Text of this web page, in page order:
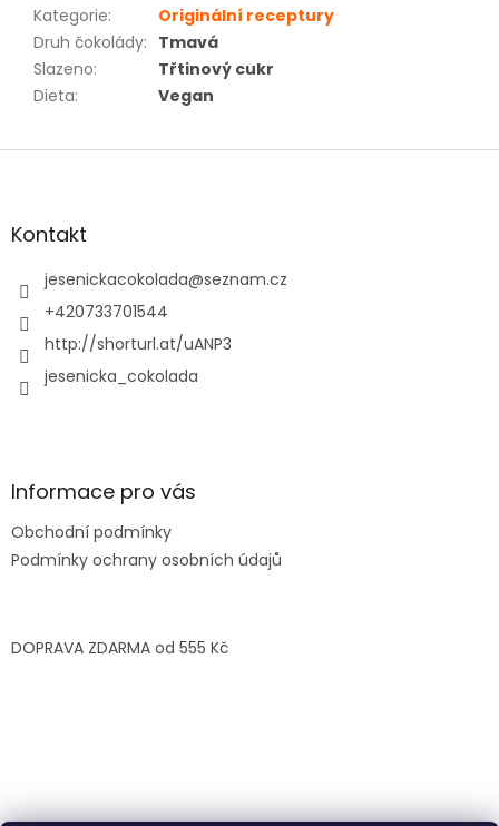
Kategorie:
Originální receptury
Druh čokolády: Tmavá
Slazeno:
Třtinový cukr
Dieta: Vegan
Z
aKontakt
jesenickacokolada@seznam.cz
+420733701544
http://shorturl.at/uANP3
jesenicka_cokolada
Informace pro vás
Obchodní podmínky
Podmínky ochrany osobních údajů
DOPRAVA ZDARMA od 555 Kč